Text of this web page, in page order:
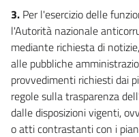
3. Per l'esercizio delle
l'Autorità nazionale
mediante richiesta di
alle pubbliche
provvedimenti richiesti dai
regole sulla trasparenza
dalle disposizioni vigenti,
o atti contrastanti con i